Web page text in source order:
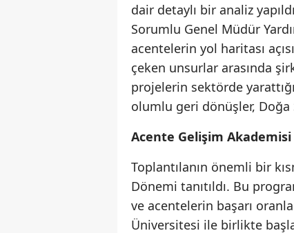
dair detaylı bir analiz
Sorumlu Genel Müdür
acentelerin yol haritası
çeken unsurlar arasında
projelerin sektörde
olumlu geri dönüşler, Doğa
Acente Gelişim
Toplantılanın önemli bir
Dönemi tanıtıldı. Bu
ve acentelerin başarı
Üniversitesi ile birlikte